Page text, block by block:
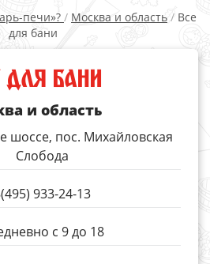
печи»? / Москва и область / Все
для бани
ДЛЯ БАНИ
и область
шоссе, пос. Михайловская
Слобода
933-24-13
с 9 до 18